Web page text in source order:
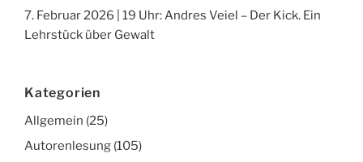
7. Februar 2026 | 19 Uhr: Andres Veiel – Der Kick. Ein
Lehrstück über Gewalt
Kategorien
Allgemein (25)
Autorenlesung (105)